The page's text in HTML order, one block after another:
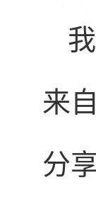
来
分